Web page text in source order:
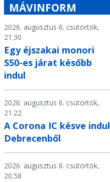
MÁVINFORM
2026. augusztus 6. csütörtök,
21.30
Egy éjszakai monori
S50-es járat később
indul
2026. augusztus 6. csütörtök,
21.22
A Corona IC késve indul
Debrecenből
2026. augusztus 6. csütörtök,
20.58